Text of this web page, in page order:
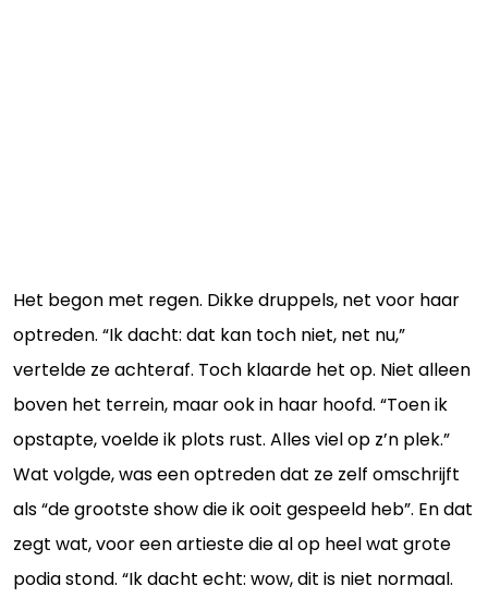
Het begon met regen. Dikke druppels, net voor haar
optreden. “Ik dacht: dat kan toch niet, net nu,”
vertelde ze achteraf. Toch klaarde het op. Niet alleen
boven het terrein, maar ook in haar hoofd. “Toen ik
opstapte, voelde ik plots rust. Alles viel op z’n plek.”
Wat volgde, was een optreden dat ze zelf omschrijft
als “de grootste show die ik ooit gespeeld heb”. En dat
zegt wat, voor een artieste die al op heel wat grote
podia stond. “Ik dacht echt: wow, dit is niet normaal.